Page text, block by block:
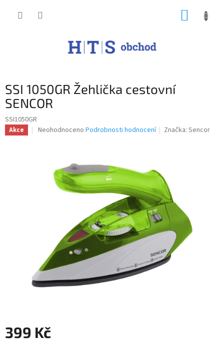
SSI 1050GR Žehlička cestovní
SENCOR
SSI1050GR
Akce
Průměrné
hvězdiček.
Neohodnoceno Podrobnosti hodnocení Značka:Sencor
399 Kč